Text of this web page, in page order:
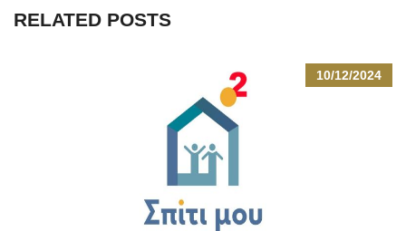
RELATED POSTS
10/12/2024